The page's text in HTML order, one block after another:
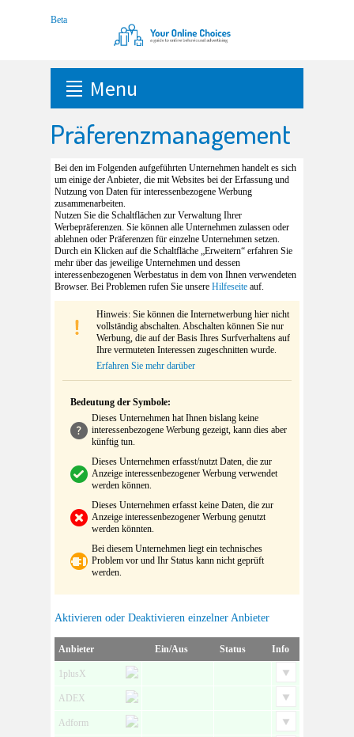
Menu
Präferenzmanagement
Bei den im Folgenden aufgeführten Unternehmen handelt es sich
um einige der Anbieter, die mit Websites bei der Erfassung und
Nutzung von Daten für interessenbezogene Werbung
zusammenarbeiten.
Nutzen Sie die Schaltflächen zur Verwaltung Ihrer
Werbepräferenzen. Sie können alle Unternehmen zulassen oder
ablehnen oder Präferenzen für einzelne Unternehmen setzen.
Durch ein Klicken auf die Schaltfläche „Erweitern“ erfahren Sie
mehr über das jeweilige Unternehmen und dessen
interessenbezogenen Werbestatus in dem von Ihnen verwendeten
Browser. Bei Problemen rufen Sie unsere Hilfeseite auf.
Hinweis: Sie können die Internetwerbung hier nicht
vollständig abschalten. Abschalten können Sie nur
Werbung, die auf der Basis Ihres Surfverhaltens auf
Ihre vermuteten Interessen zugeschnitten wurde.
Erfahren Sie mehr darüber
Bedeutung der Symbole:
Dieses Unternehmen hat Ihnen bislang keine
interessenbezogene Werbung gezeigt, kann dies aber
künftig tun.
Dieses Unternehmen erfasst/nutzt Daten, die zur
Anzeige interessenbezogener Werbung verwendet
werden können.
Dieses Unternehmen erfasst keine Daten, die zur
Anzeige interessenbezogener Werbung genutzt
werden könnten.
Bei diesem Unternehmen liegt ein technisches
Problem vor und Ihr Status kann nicht geprüft
werden.